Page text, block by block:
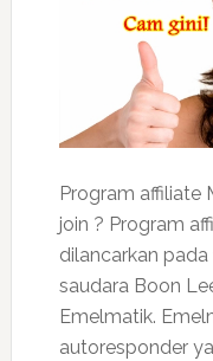
Program affiliate
join ? Program
dilancarkan pada
saudara Boon
Emelmatik.
autoresponder